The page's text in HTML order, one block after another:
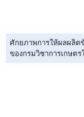
ศักยภาพการให้ผลผลิต
ของกรมวิชาการเกษต